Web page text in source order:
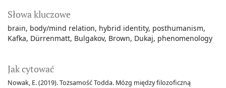
Słowa kluczowe
brain body/mind relation hybrid identity posthumanism
Kafka Dürrenmatt Bulgakov Brown Dukaj phenomenology
Jak cytować
Nowak, E. (2019). Tożsamość Todda. Mózg między filozoficzną